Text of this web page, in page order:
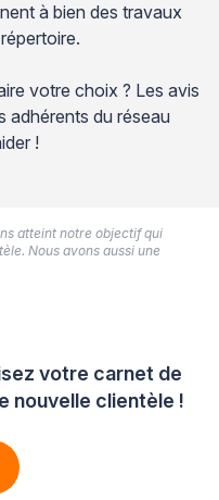
à bien des travaux
votre choix ? Les avis
adhérents du réseau
!
votre carnet de
nouvelle clientèle !
atteint notre objectif qui
Nous avons aussi une